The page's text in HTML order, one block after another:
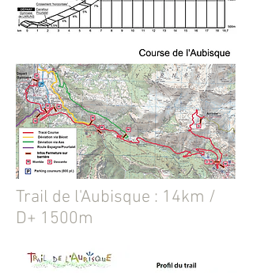
Trail de l'Aubisque : 14km /
D+ 1500m